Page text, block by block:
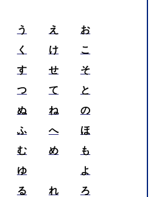
う え
お
く け
こ
す せ
そ
つ て
と
ぬ ね
の
ふ へ
ほ
む め
も
ゆ
よ
る れ
ろ